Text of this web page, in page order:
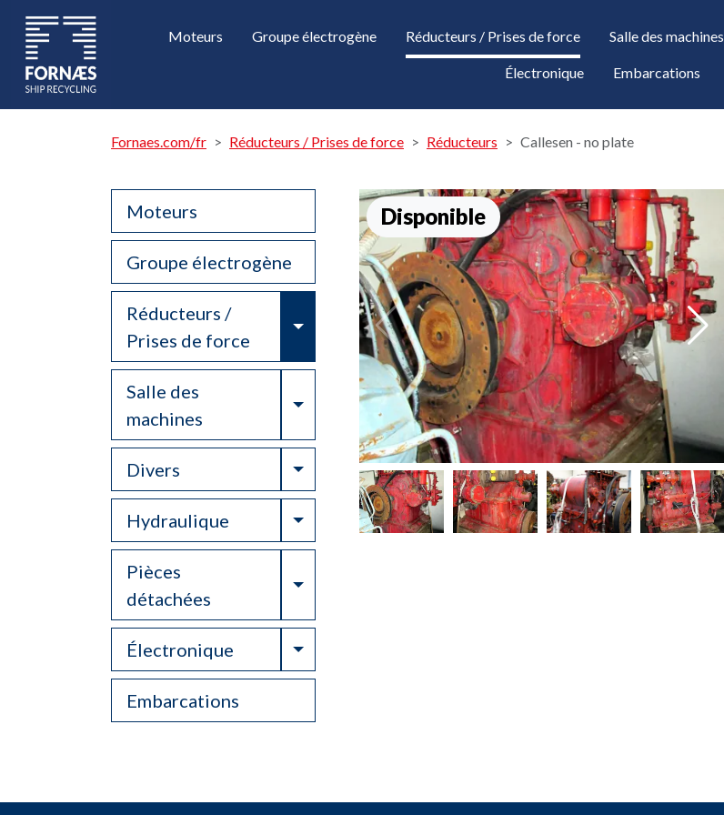
Moteurs Groupe électrogène Réducteurs / Prises de force Salle des machines
Électronique Embarcations
Fornaes.com/fr Réducteurs / Prises de force Réducteurs Callesen - no plate
Moteurs
Groupe électrogène
Réducteurs /
Prises de force
Toggle Dropdown
Salle des
machines
Toggle Dropdown
Divers Toggle Dropdown
Hydraulique Toggle Dropdown
Pièces
détachées
Toggle Dropdown
Électronique Toggle Dropdown
Embarcations
Disponible